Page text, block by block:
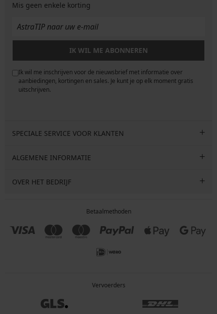
Mis geen enkele korting
IK WIL ME ABONNEREN
Ik wil me inschrijven voor de nieuwsbrief met informatie over
aanbiedingen, kortingen en sales. Je kunt je op elk moment gratis
uitschrijven.
SPECIALE SERVICE VOOR KLANTEN
ALGEMENE INFORMATIE
OVER HET BEDRIJF
Betaalmethoden
Vervoerders